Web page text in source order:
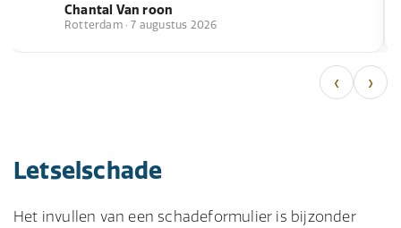
Chantal Van roon
Rotterdam · 7 augustus 2026
‹ ›
Letselschade
Het invullen van een schadeformulier is bijzonder